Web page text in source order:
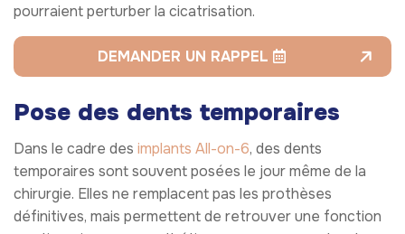
pourraient perturber la cicatrisation.
DEMANDER UN RAPPEL
Pose des dents temporaires
Dans le cadre des implants All-on-6, des dents
temporaires sont souvent posées le jour même de la
chirurgie. Elles ne remplacent pas les prothèses
définitives, mais permettent de retrouver une fonction